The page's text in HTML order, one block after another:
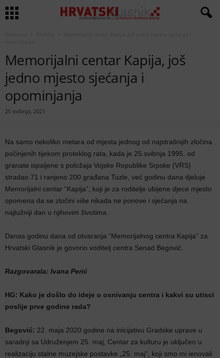
Memorijalni centar Kapija, još
jedno mjesto sjećanja i
opominjanja
25 svibnja, 2021
Na samo nekoliko metara od mjesta jednog od najstrašnijih zločina
počinjenih tijekom proteklog rata, kada je 25.svibnja 1995. od
granate ispaljene s položaja Vojske Republike Srpske (VRS)
stradao 71 i ranjeno 200 građana Tuzle, već godinu dana djeluje
Memorijalni centar “Kapija”, koji je za roditelje ubijene djece mjesto
opomena da se zločini više nikada ne ponove i sjećanja na
najtužniji dan u njihovim životima.
Danas godinu dana od otvaranja “Memorijalnog centra Kapija” za
Hrvatski Glasnik je govorio voditelj centra Senad Begović.
Razgovarala: Ivana Perić
HG: Kako je došlo do ideje o osnivanju centra i kakvi su utisci
poslije prve godine rada?
Begović: 22. maja 2020 godine na inicijativu Gradske uprave u
saradnji sa Udruženjem 25. maj, Centar za kulturu je uključen u
realizaciju stalne muzejske postavke „25. maj“, koji smo mi ienovali